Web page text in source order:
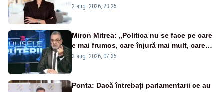
portiță?”
2 aug. 2026, 23:25
Miron Mitrea: „Politica nu se face pe care
e mai frumos, care înjură mai mult, care
țipă mai tare, ci pe proiecte”
3 aug. 2026, 07:35
Ponta: Dacă întrebați parlamentarii ce au